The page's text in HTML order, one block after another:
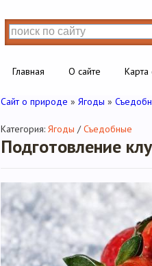
Главная О сайте Карта
Сайт о природе » Ягоды »
Категория: Ягоды /Съедобные
Подготовление